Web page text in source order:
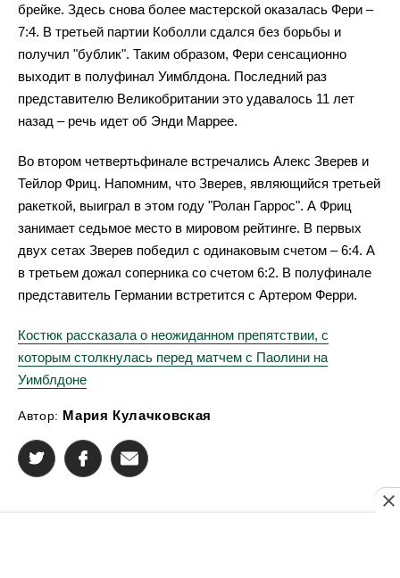
брейке. Здесь снова более мастерской оказалась Фери –
7:4. В третьей партии Коболли сдался без борьбы и
получил "бублик". Таким образом, Фери сенсационно
выходит в полуфинал Уимблдона. Последний раз
представителю Великобритании это удавалось 11 лет
назад – речь идет об Энди Маррее.
Во втором четвертьфинале встречались Алекс Зверев и
Тейлор Фриц. Напомним, что Зверев, являющийся третьей
ракеткой, выиграл в этом году "Ролан Гаррос". А Фриц
занимает седьмое место в мировом рейтинге. В первых
двух сетах Зверев победил с одинаковым счетом – 6:4. А
в третьем дожал соперника со счетом 6:2. В полуфинале
представитель Германии встретится с Артером Ферри.
Костюк рассказала о неожиданном препятствии, с
которым столкнулась перед матчем с Паолини на
Уимблдоне
Автор: Мария Кулачковская